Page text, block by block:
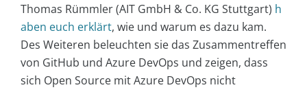
Thomas Rümmler (AIT GmbH & Co. KG Stuttgart) h
aben euch erklärt, wie und warum es dazu kam.
Des Weiteren beleuchten sie das Zusammentreffen
von GitHub und Azure DevOps und zeigen, dass
sich Open Source mit Azure DevOps nicht